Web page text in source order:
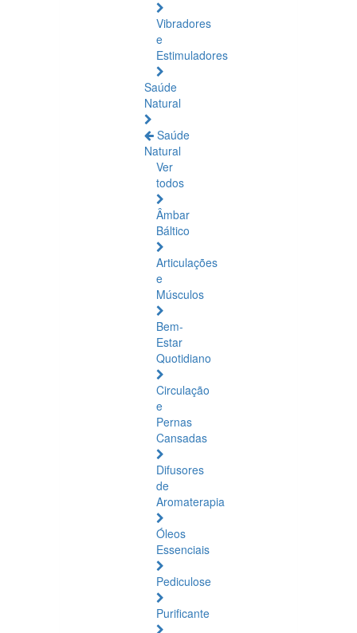
Vibradores
e
Estimuladores
Saúde
Natural
Saúde
Natural
Ver
todos
Âmbar
Báltico
Articulações
e
Músculos
Bem-
Estar
Quotidiano
Circulação
e
Pernas
Cansadas
Difusores
de
Aromaterapia
Óleos
Essenciais
Pediculose
Purificante